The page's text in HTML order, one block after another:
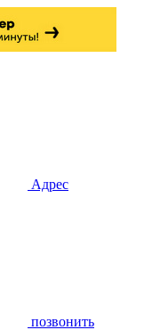
Адрес
позвонить